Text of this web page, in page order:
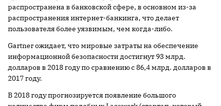
распространена в банковской сфере, в основном из-за
распространения интернет-банкинга, что делает
пользователя более уязвимым, чем когда-либо.
Gartner ожидает, что мировые затраты на обеспечение
информационной безопасности достигнут 93 млрд.
долларов в 2018 году по сравнению с 86,4 млрд. долларов в
2017 году.
В 2018 году прогнозируется появление большого